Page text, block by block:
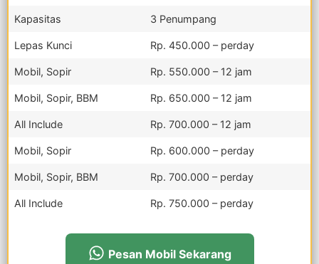
Kapasitas 3 Penumpang
Lepas Kunci Rp. 450.000 – perday
Mobil, Sopir Rp. 550.000 – 12 jam
Mobil, Sopir, BBM Rp. 650.000 – 12 jam
All Include Rp. 700.000 – 12 jam
Mobil, Sopir Rp. 600.000 – perday
Mobil, Sopir, BBM Rp. 700.000 – perday
All Include Rp. 750.000 – perday
Pesan Mobil Sekarang